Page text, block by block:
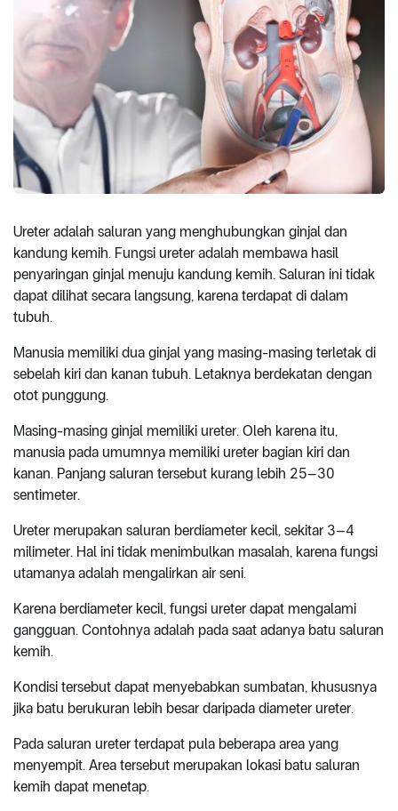
Ureter adalah saluran yang menghubungkan ginjal dan
kandung kemih. Fungsi ureter adalah membawa hasil
penyaringan ginjal menuju kandung kemih. Saluran ini tidak
dapat dilihat secara langsung, karena terdapat di dalam
tubuh.
Manusia memiliki dua ginjal yang masing-masing terletak di
sebelah kiri dan kanan tubuh. Letaknya berdekatan dengan
otot punggung.
Masing-masing ginjal memiliki ureter. Oleh karena itu,
manusia pada umumnya memiliki ureter bagian kiri dan
kanan. Panjang saluran tersebut kurang lebih 25–30
sentimeter.
Ureter merupakan saluran berdiameter kecil, sekitar 3–4
milimeter. Hal ini tidak menimbulkan masalah, karena fungsi
utamanya adalah mengalirkan air seni.
Karena berdiameter kecil, fungsi ureter dapat mengalami
gangguan. Contohnya adalah pada saat adanya batu saluran
kemih.
Kondisi tersebut dapat menyebabkan sumbatan, khususnya
jika batu berukuran lebih besar daripada diameter ureter.
Pada saluran ureter terdapat pula beberapa area yang
menyempit. Area tersebut merupakan lokasi batu saluran
kemih dapat menetap.